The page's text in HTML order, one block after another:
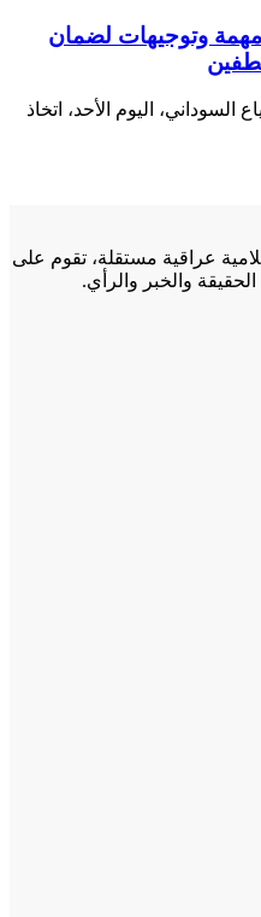
مهمة وتوجيهات لضمان
اليوم الأحد، اتخاذ
عراقية مستقلة، تقوم على
والخبر والرأي.